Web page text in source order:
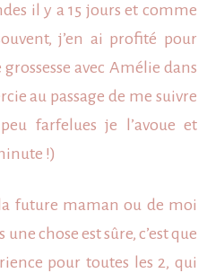
il y a 15 jours et comme
j’en ai profité pour
grossesse avec Amélie dans
au passage de me suivre
farfelues je l’avoue et
!)
future maman ou de moi
une chose est sûre, c’est que
pour toutes les 2, qui